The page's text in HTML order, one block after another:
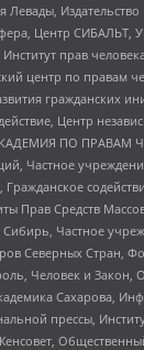
Центр СИБАЛЬТ,
прав
центр по правам
гражданских
Центр
ПО ПРАВАМ
Частное
Прав Средств
Сибирь, Частное
Северных Стран,
Человек и Закон,
Сахарова,
прессы,